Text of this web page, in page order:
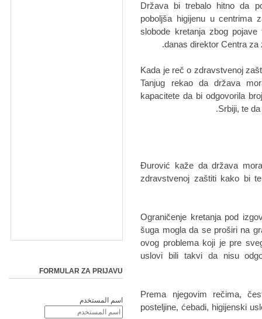
Država bi trebalo hitno da
poboljša higijenu u centrima
slobode kretanja zbog
danas direktor Centra
Kada je reč o zdravstvenoj
Tanjug rekao da država
kapacitete da bi odgovorila
Srbiji, te
Đurović kaže da država
zdravstvenoj zaštiti kako bi
"Ograničenje kretanja pod
šuga mogla da se proširi na
ovog problema koji je pre
uslovi bili takvi da nisu
Prema njegovim rečima,
posteljine, ćebadi, higijenski
FORMULAR ZA PRIJAVU
اسم المستخدم